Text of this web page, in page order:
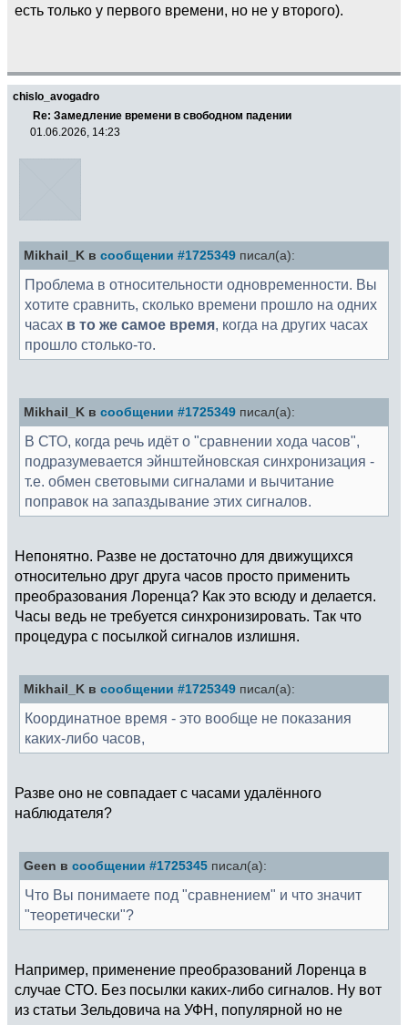
есть только у первого времени, но не у второго).
chislo_avogadro
Re: Замедление времени в свободном падении
01.06.2026, 14:23
Mikhail_K в сообщении #1725349 писал(а):
Проблема в относительности одновременности. Вы
хотите сравнить, сколько времени прошло на одних
часах в то же самое время, когда на других часах
прошло столько-то.
Mikhail_K в сообщении #1725349 писал(а):
В СТО, когда речь идёт о "сравнении хода часов",
подразумевается эйнштейновская синхронизация -
т.е. обмен световыми сигналами и вычитание
поправок на запаздывание этих сигналов.
Непонятно. Разве не достаточно для движущихся
относительно друг друга часов просто применить
преобразования Лоренца? Как это всюду и делается.
Часы ведь не требуется синхронизировать. Так что
процедура с посылкой сигналов излишня.
Mikhail_K в сообщении #1725349 писал(а):
Координатное время - это вообще не показания
каких-либо часов,
Разве оно не совпадает с часами удалённого
наблюдателя?
Geen в сообщении #1725345 писал(а):
Что Вы понимаете под "сравнением" и что значит
"теоретически"?
Например, применение преобразований Лоренца в
случае СТО. Без посылки каких-либо сигналов. Ну вот
из статьи Зельдовича на УФН, популярной но не